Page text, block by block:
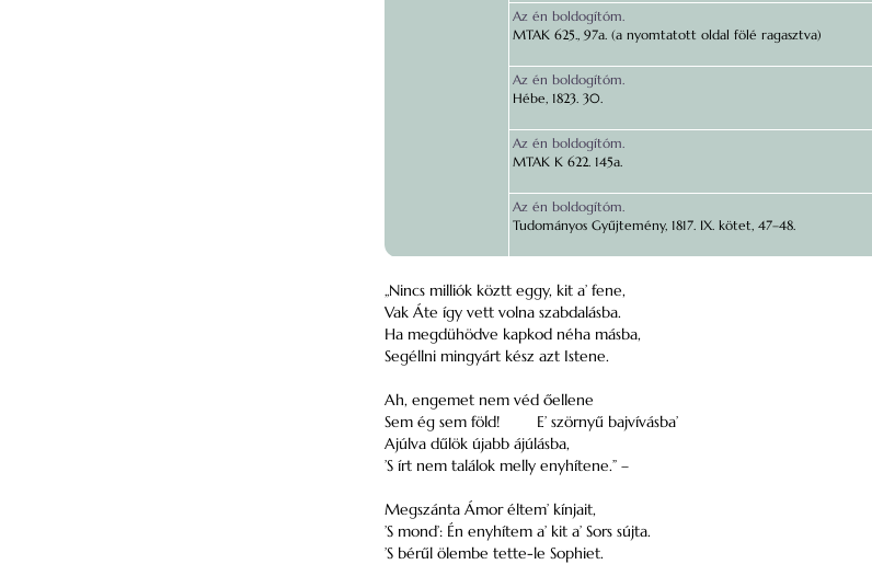
Az én boldogítóm.
MTAK 625., 97a. (a nyomtatott oldal fölé ragasztva)
Az én boldogítóm.
Hébe, 1823. 30.
Az én boldogítóm.
MTAK K 622. 145a.
Az én boldogítóm.
Tudományos Gyűjtemény, 1817. IX. kötet, 47–48.
„Nincs milliók köztt eggy, kit a’ fene,
Vak Áte így vett volna szabdalásba.
Ha megdühödve kapkod néha másba,
Segéllni mingyárt kész azt Istene.
Ah, engemet nem véd őellene
Sem ég sem föld!
E’ szörnyű bajvívásba’
Ajúlva dűlök újabb ájúlásba,
’S írt nem találok melly enyhítene.” –
Megszánta Ámor éltem’ kínjait,
’S mond’: Én enyhítem a’ kit a’ Sors sújta.
’S bérűl ölembe tette-le Sophiet.